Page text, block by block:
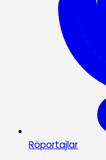
Röportajlar